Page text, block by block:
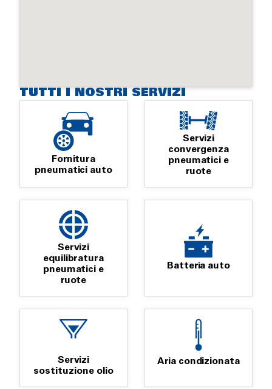
TUTTI I NOSTRI SERVIZI
Fornitura
pneumatici auto
Servizi
convergenza
pneumatici e
ruote
Servizi
equilibratura
pneumatici e
ruote
Batteria auto
Servizi
sostituzione olio
Aria condizionata